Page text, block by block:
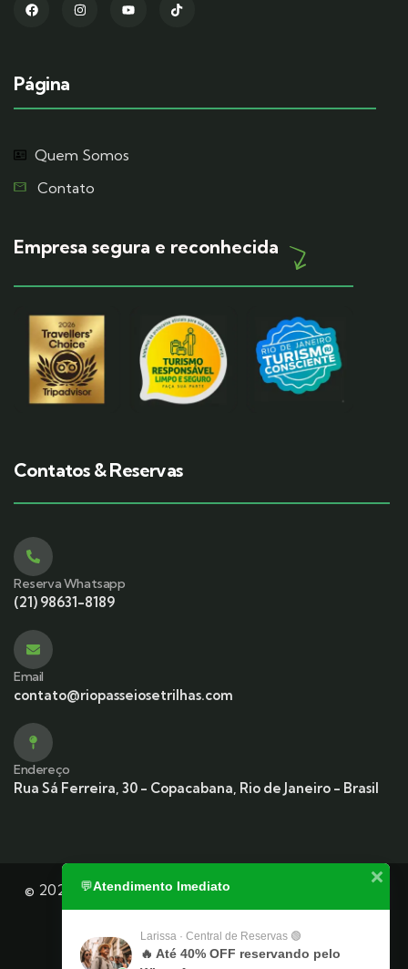
Página
Quem Somos
Contato
Empresa segura e reconhecida
Contatos & Reservas
Reserva Whatsapp
(21) 98631-8189
Email
contato@riopasseiosetrilhas.com
Endereço
Rua Sá Ferreira, 30 - Copacabana, Rio de Janeiro - Brasil
© 2026 Rio Passeios e Trilhas — uma empresa do JLali
Group
💬Atendimento Imediato
Larissa · Central de Reservas 🟢
🔥 Até 40% OFF reservando pelo